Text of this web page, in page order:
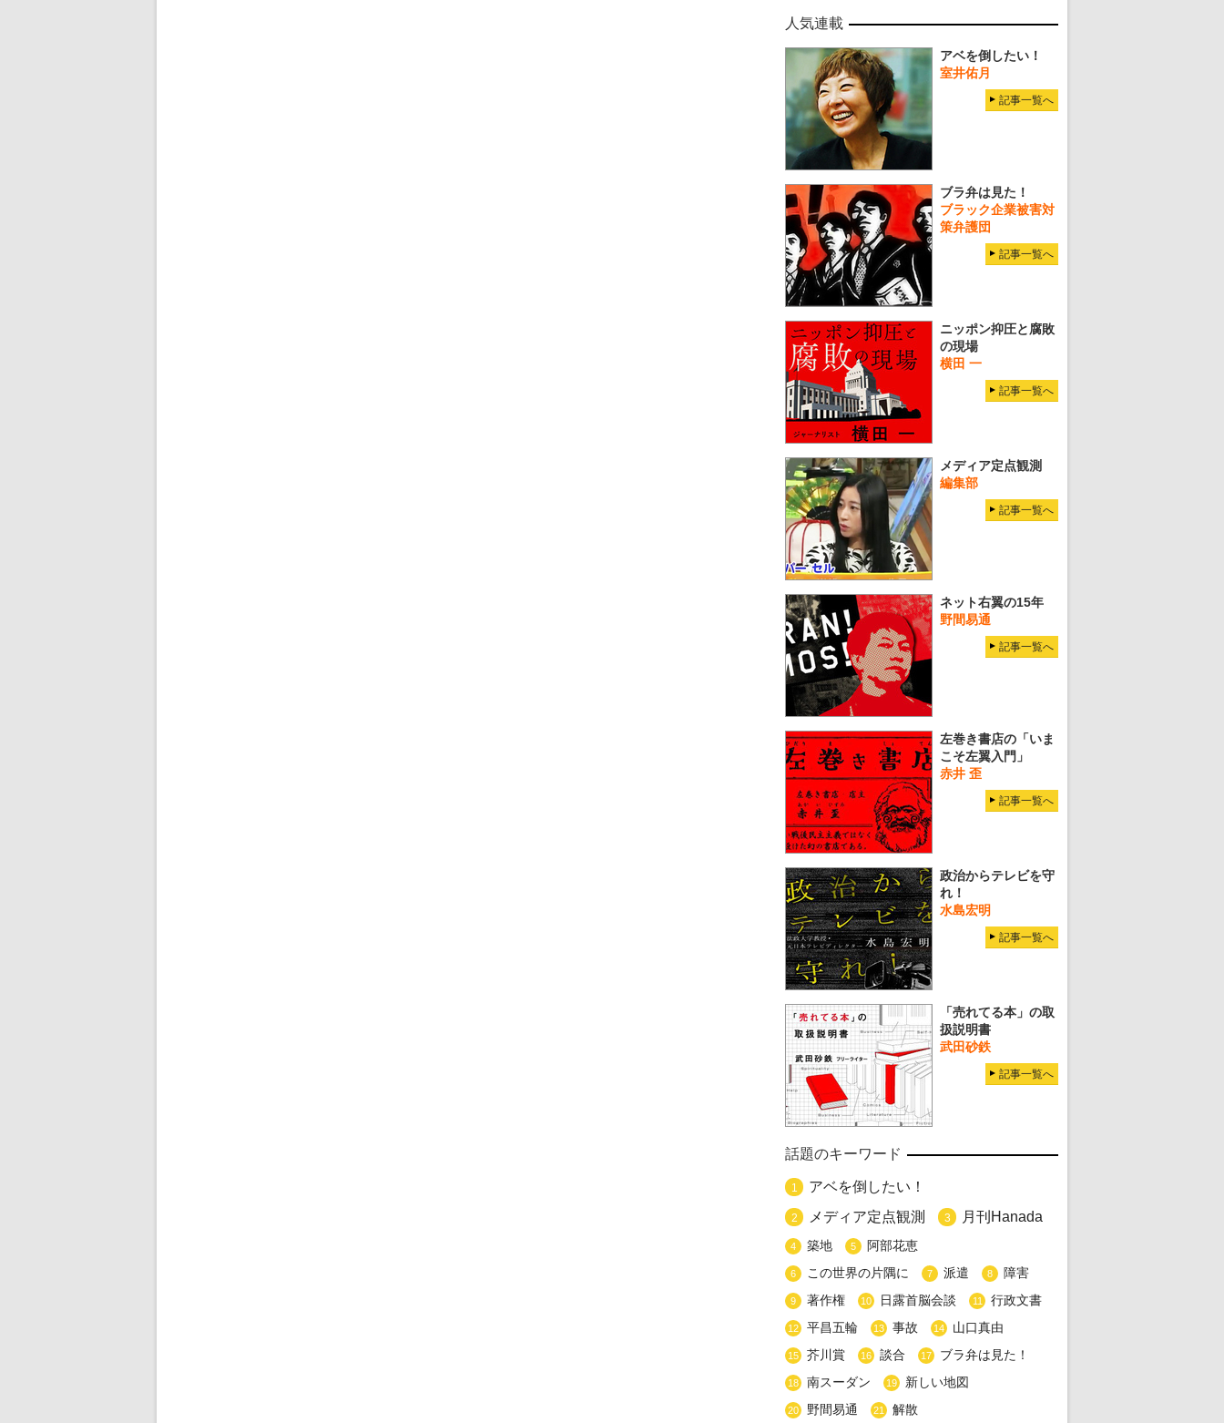
人気連載
アベを倒したい！
室井佑月
記事一覧へ
ブラ弁は見た！
ブラック企業被害対
策弁護団
記事一覧へ
ニッポン抑圧と腐敗
の現場
横田 一
記事一覧へ
メディア定点観測
編集部
記事一覧へ
ネット右翼の15年
野間易通
記事一覧へ
左巻き書店の「いま
こそ左翼入門」
赤井 歪
記事一覧へ
政治からテレビを守
れ！
水島宏明
記事一覧へ
「売れてる本」の取
扱説明書
武田砂鉄
記事一覧へ
話題のキーワード
1 アベを倒したい！
2 メディア定点観測 3 月刊Hanada
4 築地 5 阿部花恵
6 この世界の片隅に 7 派遣 8 障害
9 著作権 10 日露首脳会談 11 行政文書
12 平昌五輪 13 事故 14 山口真由
15 芥川賞 16 談合 17 ブラ弁は見た！
18 南スーダン 19 新しい地図
20 野間易通 21 解散